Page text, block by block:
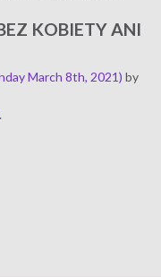
KOBIETY ANI
March 8th, 2021) by
.